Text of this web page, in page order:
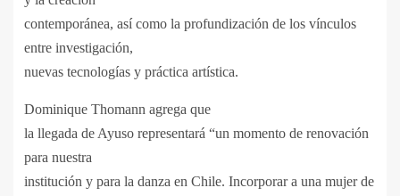
contemporánea, así como la profundización de los vínculos
entre investigación,
nuevas tecnologías y práctica artística.
Dominique Thomann agrega que
la llegada de Ayuso representará “un momento de renovación
para nuestra
institución y para la danza en Chile. Incorporar a una mujer de